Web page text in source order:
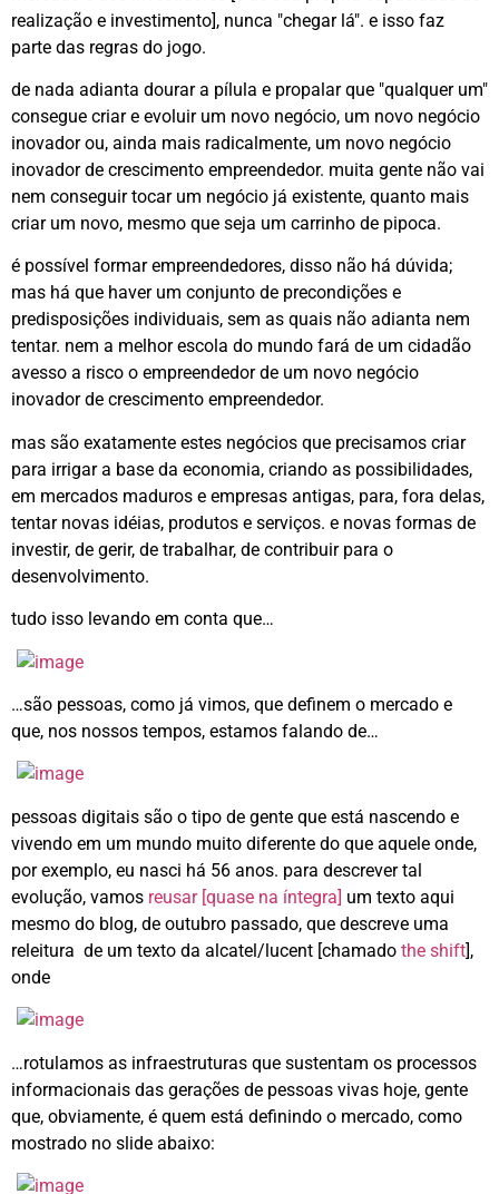
realização e investimento], nunca "chegar lá". e isso faz
parte das regras do jogo.
de nada adianta dourar a pílula e propalar que "qualquer um"
consegue criar e evoluir um novo negócio, um novo negócio
inovador ou, ainda mais radicalmente, um novo negócio
inovador de crescimento empreendedor. muita gente não vai
nem conseguir tocar um negócio já existente, quanto mais
criar um novo, mesmo que seja um carrinho de pipoca.
é possível formar empreendedores, disso não há dúvida;
mas há que haver um conjunto de precondições e
predisposições individuais, sem as quais não adianta nem
tentar. nem a melhor escola do mundo fará de um cidadão
avesso a risco o empreendedor de um novo negócio
inovador de crescimento empreendedor.
mas são exatamente estes negócios que precisamos criar
para irrigar a base da economia, criando as possibilidades,
em mercados maduros e empresas antigas, para, fora delas,
tentar novas idéias, produtos e serviços. e novas formas de
investir, de gerir, de trabalhar, de contribuir para o
desenvolvimento.
tudo isso levando em conta que…
…são pessoas, como já vimos, que definem o mercado e
que, nos nossos tempos, estamos falando de…
pessoas digitais são o tipo de gente que está nascendo e
vivendo em um mundo muito diferente do que aquele onde,
por exemplo, eu nasci há 56 anos. para descrever tal
evolução, vamos reusar [quase na íntegra] um texto aqui
mesmo do blog, de outubro passado, que descreve uma
releitura de um texto da alcatel/lucent [chamado the shift],
onde
…rotulamos as infraestruturas que sustentam os processos
informacionais das gerações de pessoas vivas hoje, gente
que, obviamente, é quem está definindo o mercado, como
mostrado no slide abaixo: